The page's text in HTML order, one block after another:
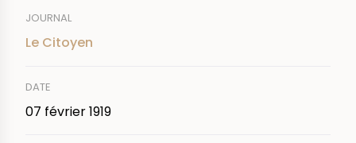
JOURNAL
Le Citoyen
DATE
07 février 1919